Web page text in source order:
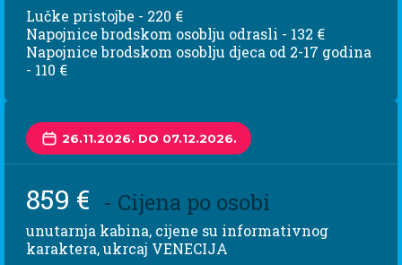
Lučke pristojbe - 220 €
Napojnice brodskom osoblju odrasli - 132 €
Napojnice brodskom osoblju djeca od 2-17 godina
- 110 €
26.11.2026. DO 07.12.2026.
859 € - Cijena po osobi
unutarnja kabina, cijene su informativnog
karaktera, ukrcaj VENECIJA